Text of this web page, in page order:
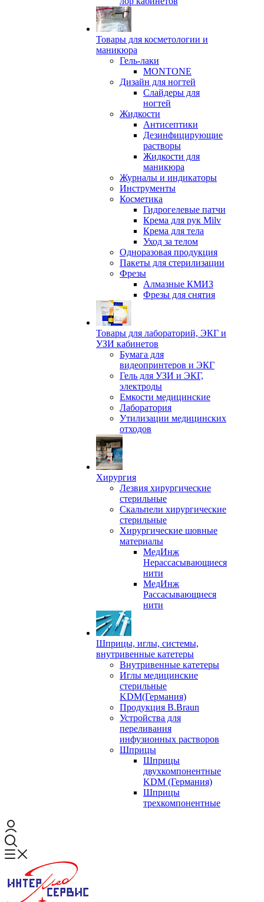
Товары для косметологии и
маникюра
Гель-лаки
MONTONE
Дизайн для ногтей
Слайдеры для
ногтей
Жидкости
Антисептики
Дезинфицирующие
растворы
Жидкости для
маникюра
Журналы и индикаторы
Инструменты
Косметика
Гидрогелевые патчи
Крема для рук Milv
Крема для тела
Уход за телом
Одноразовая продукция
Пакеты для стерилизации
Фрезы
Алмазные КМИЗ
Фрезы для снятия
Товары для лабораторий, ЭКГ и
УЗИ кабинетов
Бумага для
видеопринтеров и ЭКГ
Гель для УЗИ и ЭКГ,
электроды
Емкости медицинские
Лаборатория
Утилизации медицинских
отходов
Хирургия
Лезвия хирургические
стерильные
Скальпели хирургические
стерильные
Хирургические шовные
материалы
МедИнж
Нерассасывающиеся
нити
МедИнж
Рассасывающиеся
нити
Шприцы, иглы, системы,
внутривенные катетеры
Внутривенные катетеры
Иглы медицинские
стерильные
KDM(Германия)
Продукция B.Braun
Устройства для
переливания
инфузионных растворов
Шприцы
Шприцы
двухкомпонентные
KDM (Германия)
Шприцы
трехкомпонентные